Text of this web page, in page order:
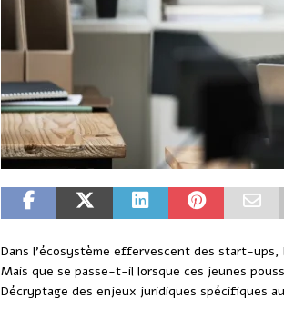
Dans l’écosystème effervescent des start-
Mais que se passe-t-il lorsque ces jeunes
Décryptage des enjeux juridiques spécifiques